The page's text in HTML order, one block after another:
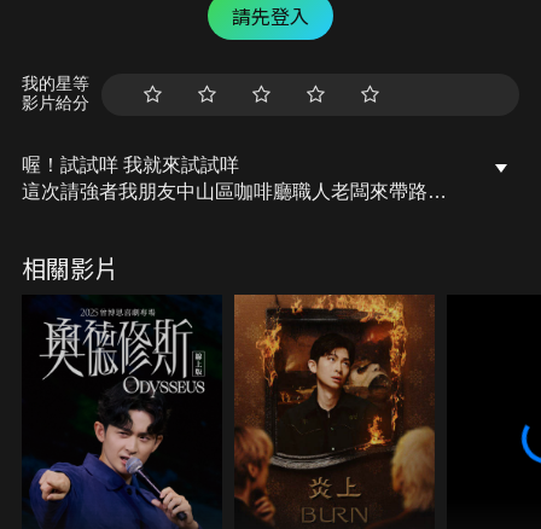
請先登入
我的星等
影片給分
喔！試試咩 我就來試試咩
這次請強者我朋友中山區咖啡廳職人老闆來帶路
相關影片